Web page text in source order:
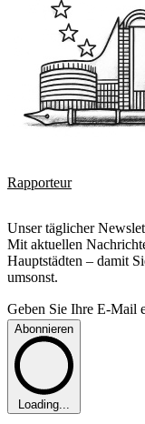
Rapporteur
Unser täglicher
Mit aktuellen
Hauptstädten – damit
umsonst.
Geben Sie Ihre E-Mail
Abonnieren
Loading...